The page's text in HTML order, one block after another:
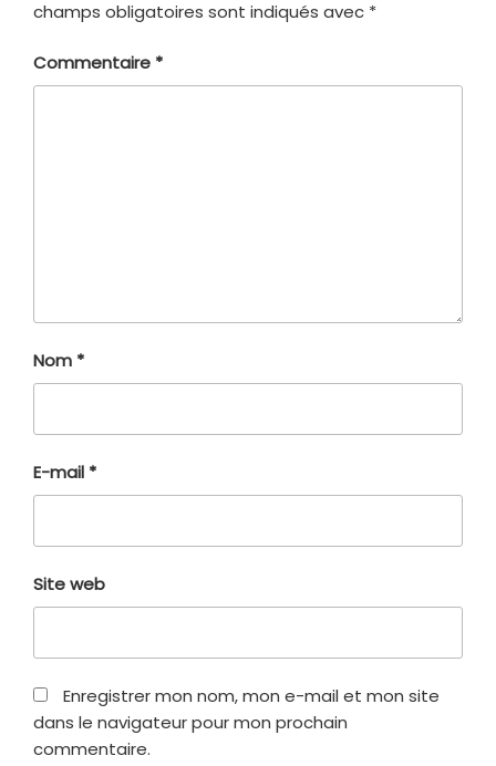
champs obligatoires sont indiqués avec *
Commentaire *
Nom *
E-mail *
Site web
Enregistrer mon nom, mon e-mail et mon site
dans le navigateur pour mon prochain
commentaire.